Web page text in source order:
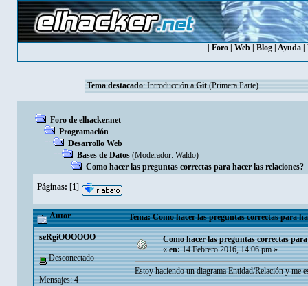
Foro| Web| Blog| Ayuda|
Tema destacado: Introducción a Git (Primera Parte)
Foro de elhacker.net
Programación
Desarrollo Web
Bases de Datos (Moderador: Waldo)
Como hacer las preguntas correctas para hacer las relaciones?
Páginas: [1]
Autor Tema: Como hacer las preguntas correctas para
seRgiOOOOOO
Desconectado
Mensajes: 4
Como hacer las preguntas correctas
«en:14 Febrero 2016, 14:06 pm »
Estoy haciendo un diagrama Entidad/Relación y me